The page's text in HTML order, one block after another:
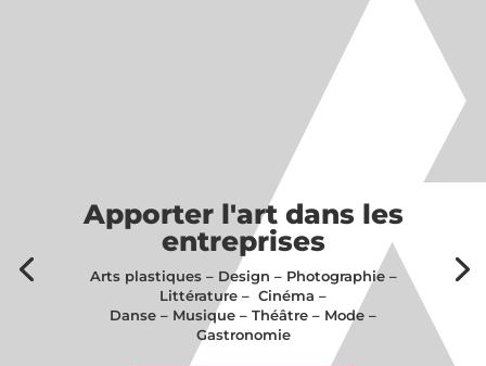
Apporter l'art dans les
entreprises
Arts plastiques – Design – Photographie –
Littérature – Cinéma –
Danse – Musique – Théâtre – Mode –
Gastronomie